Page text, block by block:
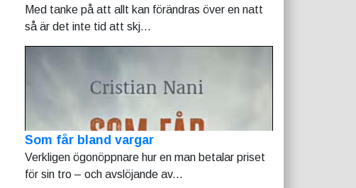
Med tanke på att allt kan förändras över en natt
så är det inte tid att skj...
Som får bland vargar
Verkligen ögonöppnare hur en man betalar priset
för sin tro – och avslöjande av...